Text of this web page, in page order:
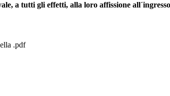
a tutti gli effetti, alla loro affissione
.pdf